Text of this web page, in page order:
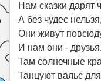
Нам сказки дарят
А без чудес нельзя,
Они живут
И нам они - друзья.
Там солнечные
Танцуют вальс